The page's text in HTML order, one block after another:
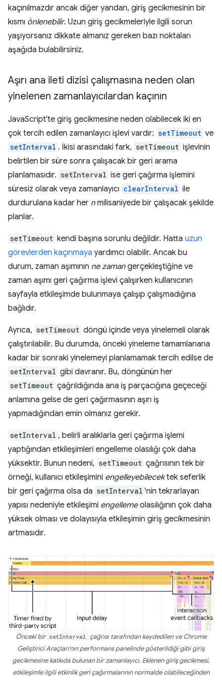
kaçınılmazdır ancak diğer yandan, giriş gecikmesinin bir
kısmı önlenebilir. Uzun giriş gecikmeleriyle ilgili sorun
yaşıyorsanız dikkate almanız gereken bazı noktaları
aşağıda bulabilirsiniz.
Aşırı ana ileti dizisi çalışmasına neden olan
yinelenen zamanlayıcılardan kaçının
JavaScript'te giriş gecikmesine neden olabilecek iki en
çok tercih edilen zamanlayıcı işlevi vardır: setTimeout ve
setInterval . İkisi arasındaki fark, setTimeout işlevinin
belirtilen bir süre sonra çalışacak bir geri arama
planlamasıdır. setInterval ise geri çağırma işlemini
süresiz olarak veya zamanlayıcı clearInterval ile
durdurulana kadar her nmilisaniyede bir çalışacak şekilde
planlar.
setTimeout kendi başına sorunlu değildir. Hatta uzun
görevlerden kaçınmaya yardımcı olabilir. Ancak bu
durum, zaman aşımının ne zamangerçekleştiğine ve
zaman aşımı geri çağırma işlevi çalışırken kullanıcının
sayfayla etkileşimde bulunmaya çalışıp çalışmadığına
bağlıdır.
Ayrıca, setTimeout döngü içinde veya yinelemeli olarak
çalıştırılabilir. Bu durumda, önceki yineleme tamamlanana
kadar bir sonraki yinelemeyi planlamamak tercih edilse de
setInterval gibi davranır. Bu, döngünün her
setTimeout çağrıldığında ana iş parçacığına geçeceği
anlamına gelse de geri çağırmasının aşırı iş
yapmadığından emin olmanız gerekir.
setInterval , belirli aralıklarla geri çağırma işlemi
yaptığından etkileşimleri engelleme olasılığı çok daha
yüksektir. Bunun nedeni, setTimeout çağrısının tek bir
örneği, kullanıcı etkileşimini engelleyebilecektek seferlik
bir geri çağırma olsa da setInterval 'nin tekrarlayan
yapısı nedeniyle etkileşimi engellemeolasılığının çok daha
yüksek olması ve dolayısıyla etkileşimin giriş gecikmesinin
artmasıdır.
Önceki bir setInterval çağrısı tarafından kaydedilen ve Chrome
Geliştirici Araçları'nın performans panelinde gösterildiği gibi giriş
gecikmesine katkıda bulunan bir zamanlayıcı. Eklenen giriş gecikmesi,
etkileşimle ilgili etkinlik geri çağırmalarının normalde olabileceğinden